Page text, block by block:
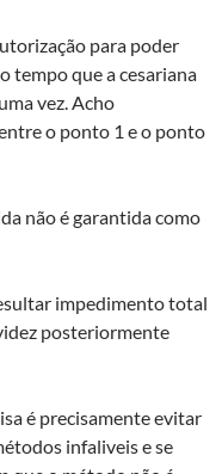
para poder
tempo que a cesariana
vez. Acho
o ponto 1 e o ponto
não é garantida como
impedimento total
posteriormente
é precisamente evitar
infaliveis e se